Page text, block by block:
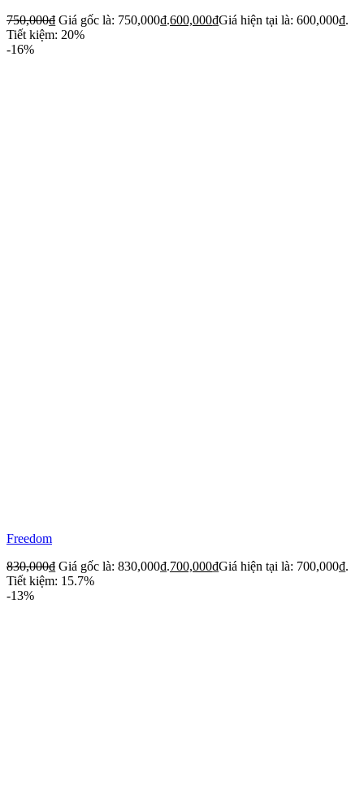
750,000₫ Giá gốc là: 750,000₫.600,000₫Giá hiện tại là: 600,000₫.
Tiết kiệm: 20%
-16%
Freedom
830,000₫ Giá gốc là: 830,000₫.700,000₫Giá hiện tại là: 700,000₫.
Tiết kiệm: 15.7%
-13%